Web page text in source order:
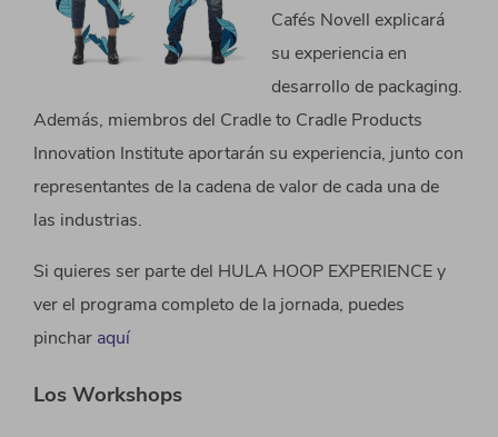
Cafés Novell explicará
su experiencia en
desarrollo de packaging.
Además, miembros del Cradle to Cradle Products
Innovation Institute aportarán su experiencia, junto con
representantes de la cadena de valor de cada una de
las industrias.
Si quieres ser parte del HULA HOOP EXPERIENCE y
ver el programa completo de la jornada, puedes
pinchar aquí
Los Workshops